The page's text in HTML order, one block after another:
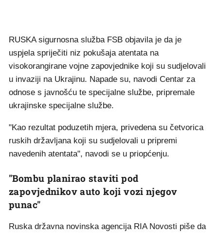
RUSKA sigurnosna služba FSB objavila je da je
uspjela spriječiti niz pokušaja atentata na
visokorangirane vojne zapovjednike koji su sudjelovali
u invaziji na Ukrajinu. Napade su, navodi Centar za
odnose s javnošću te specijalne službe, pripremale
ukrajinske specijalne službe.
"Kao rezultat poduzetih mjera, privedena su četvorica
ruskih državljana koji su sudjelovali u pripremi
navedenih atentata", navodi se u priopćenju.
"Bombu planirao staviti pod
zapovjednikov auto koji vozi njegov
punac"
Ruska državna novinska agencija RIA Novosti piše da